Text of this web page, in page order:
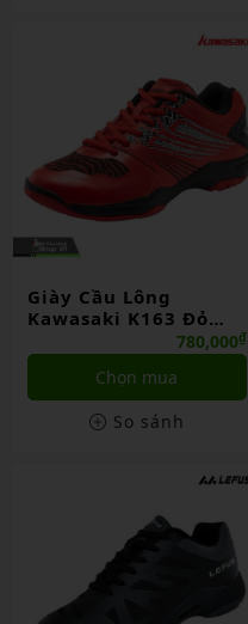
Giày Cầu Lông
Kawasaki K163 Đỏ
780,000₫
Chọn mua
So sánh